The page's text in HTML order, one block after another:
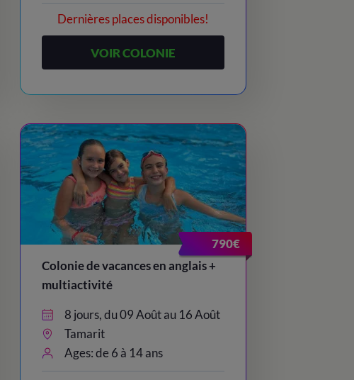
Dernières places disponibles!
VOIR COLONIE
790€
Colonie de vacances en anglais +
multiactivité
8 jours, du 09 Août au 16 Août
Tamarit
Ages: de 6 à 14 ans